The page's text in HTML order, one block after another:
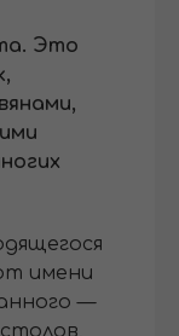
Это
имени
—